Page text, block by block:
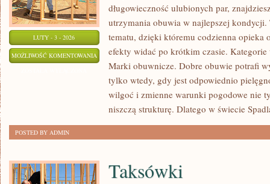
LUTY - 3 - 2026
MOŻLIWOŚĆ KOMENTOWANIA NAJDZIWNIEJSZE
BUTY
ŚWIATA
długowieczność ulubionych par,
utrzymania obuwia w najlepszej
tematu, dzięki któremu codzienna opieka
efekty widać po krótkim czasie.
Marki obuwnicze. Dobre obuwie potrafi
tylko wtedy, gdy jest odpowiednio
wilgoć i zmienne warunki pogodowe nie
niszczą strukturę. Dlatego w świecie
POSTED BY ADMIN
Taksówki